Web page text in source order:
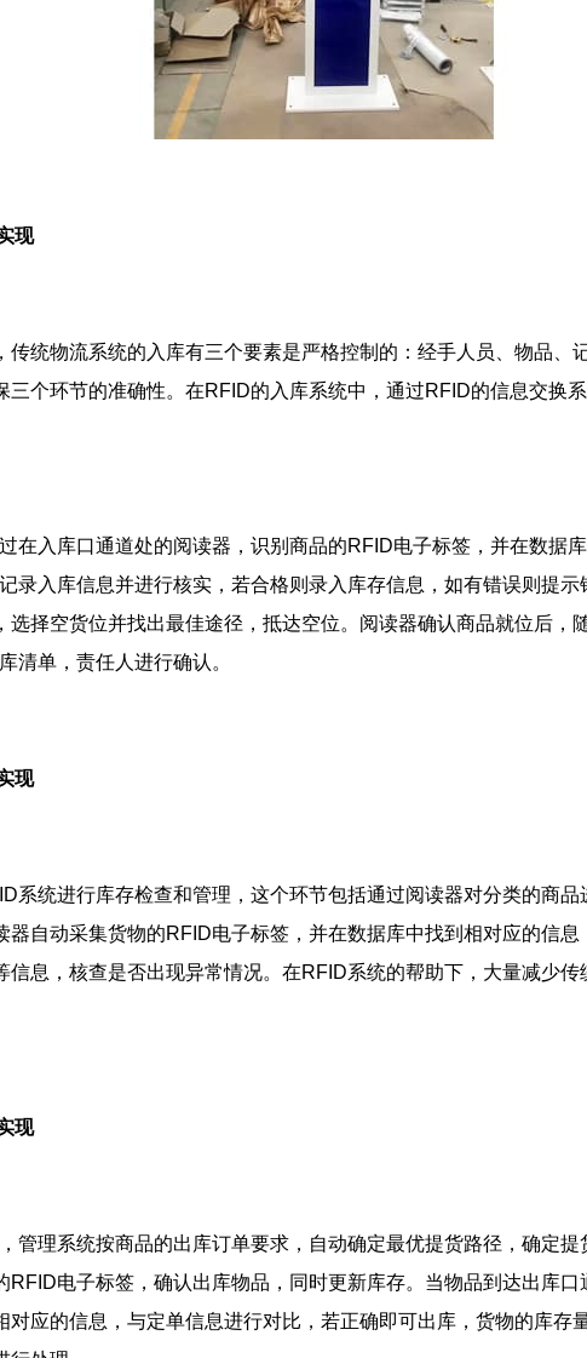
现
物流系统的入库有三个要素是严格控制的：经手人员、物品、
三个环节的准确性。在RFID的入库系统中，通过RFID的信息交换
入库口通道处的阅读器，识别商品的RFID电子标签，并在数据库
录入库信息并进行核实，若合格则录入库存信息，如有错误则提示
选择空货位并找出最佳途径，抵达空位。阅读器确认商品就位后，
清单，责任人进行确认。
现
统进行库存检查和管理，这个环节包括通过阅读器对分类的商品
自动采集货物的RFID电子标签，并在数据库中找到相对应的信息
信息，核查是否出现异常情况。在RFID系统的帮助下，大量减少
现
理系统按商品的出库订单要求，自动确定最优提货路径，确定提
RFID电子标签，确认出库物品，同时更新库存。当物品到达出库
对应的信息，与定单信息进行对比，若正确即可出库，货物的库存